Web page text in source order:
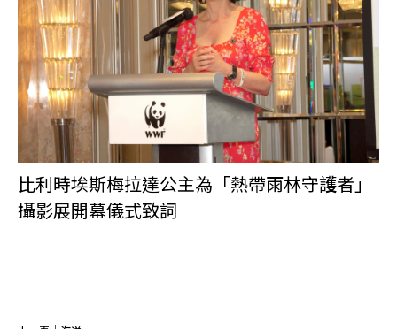
比利時埃斯梅拉達公主為「熱帶雨林守護者」
攝影展開幕儀式致詞